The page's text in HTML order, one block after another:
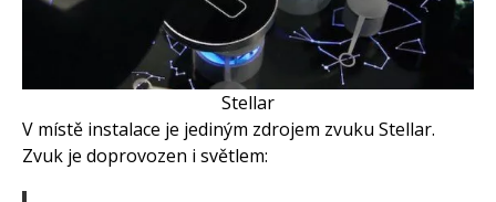
Stellar
V místě instalace je jediným zdrojem zvuku Stellar.
Zvuk je doprovozen i světlem: